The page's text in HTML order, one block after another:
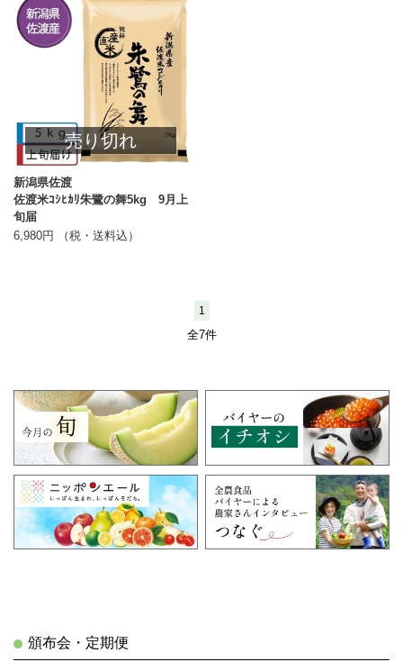
売り切れ
新潟県佐渡
佐渡米ｺｼﾋｶﾘ朱鷺の舞5kg 9月上
旬届
6,980円 （税・送料込）
1
全7件
頒布会・定期便